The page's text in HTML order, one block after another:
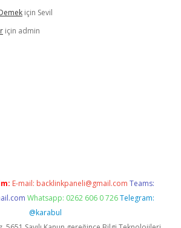
için Sevil
için admin
E-mail: backlinkpaneli@gmail.com Teams:
Whatsapp: 0262 606 0 726 Telegram:
@karabul